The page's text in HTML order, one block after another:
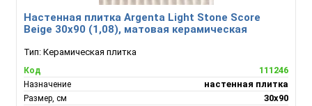
Настенная плитка Argenta Light Stone Score
Beige 30х90 (1,08), матовая керамическая
Тип: Керамическая плитка
Код 111246
Назначение настенная плитка
Размер, см 30x90